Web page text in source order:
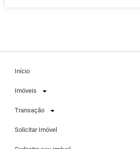
Início
Imóveis
Transação
Solicitar Imóvel